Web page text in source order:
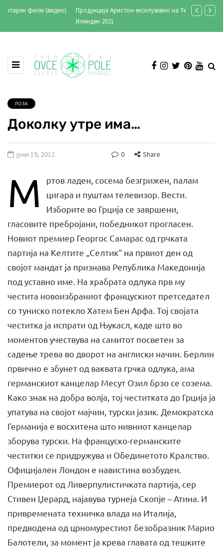
Продукција Аристон ексклузивно на Телевизија Сонце
Стари
ЛОЗА
Доколку утре има…
јуни 19, 2012 0 Share
М
ртов ладен, сосема безгрижен, палам
цигара и пуштам телевизор. Вести.
Изборите во Грција се завршени,
гласовите пребројани, победникот прогласен.
Новиот премиер Георгос Самарас од грчката
партија на Келтите „Селтик“ на првиот ден од
својот мандат ја признава Република Македонија
под уставно име. На храбрата одлука прв му
честита новоизбраниот францускиот претседател
со туниско потекло Хатем Бен Арфа. Тој својата
честитка ја испрати од Њукасл, каде што во
моментов учествува на самитот посветен за
садење трева во дворот на англиски начин. Берлин
првично е збунет од ваквата грчка одлука, ама
германскиот канцелар Месут Озил брзо се созема.
Како знак на добра волја, тој честитката до Грција ја
упатува на својот мајчин, турски јазик. Демократска
Германија е восхитена што нивниот канцелар
зборува турски. На француско-германските
честитки се придружува и Обединетото Кралство.
Официјален Лондон е навистина возбуден.
Премиерот од Ливерпулистичката партија, сер
Стивен Џерард, најавува турнеја Скопје – Атина. И
привремената техничка влада на Италија,
предводена од црномурестиот безобразник Марио
Балотели, за момент ја крева главата од тешките